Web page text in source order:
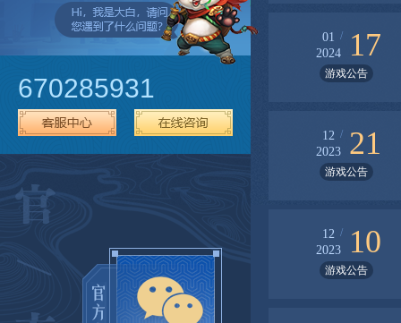
670285931
01
2024
17
/
游戏公告
12
2023
21
/
游戏公告
12
2023
10
/
游戏公告